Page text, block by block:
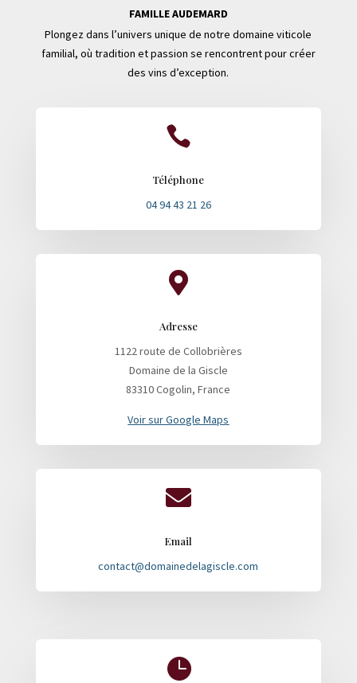
FAMILLE AUDEMARD
Plongez dans l’univers unique de notre domaine viticole
familial, où tradition et passion se rencontrent pour créer
des vins d’exception.

Téléphone
04 94 43 21 26

Adresse
1122 route de Collobrières
Domaine de la Giscle
83310 Cogolin, France
Voir sur Google Maps

Email
contact@domainedelagiscle.com
